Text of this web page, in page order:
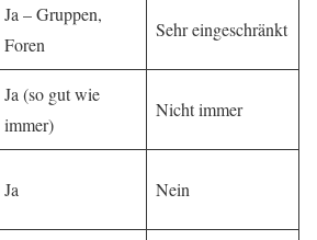
Ja – Gruppen,
Foren
Sehr eingeschränkt
Ja (so gut wie
immer)
Nicht immer
Ja Nein